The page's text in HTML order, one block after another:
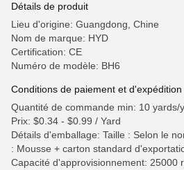
Détails de produit
Lieu d'origine: Guangdong, Chine
Nom de marque: HYD
Certification: CE
Numéro de modèle: BH6
Conditions de paiement et d'expédition
Quantité de commande min: 10 yards/
Prix: $0.34 - $0.99 / Yard
Détails d'emballage: Taille : Selon le
: Mousse + carton standard
Capacité d'approvisionnement: 25000